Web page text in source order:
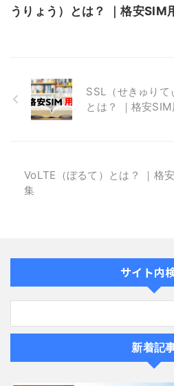
うりょう）とは？ ｜格安SIM
SSL（せきゅりて
とは？ ｜格安
VoLTE（ぼるて）とは？ ｜格
集
サイト内
新着記